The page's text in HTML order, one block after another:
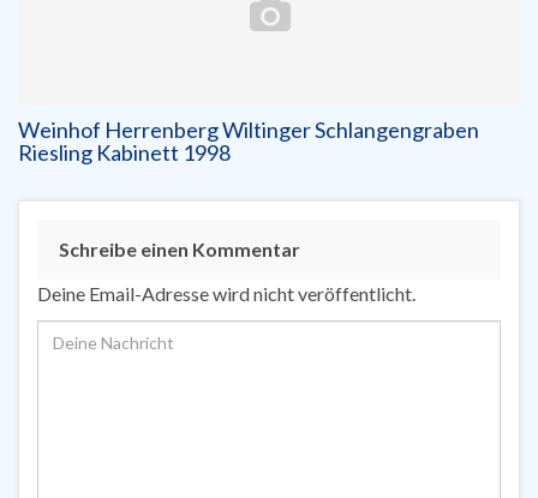
Weinhof Herrenberg Wiltinger Schlangengraben
Riesling Kabinett 1998
Schreibe einen Kommentar
Deine Email-Adresse wird nicht veröffentlicht.